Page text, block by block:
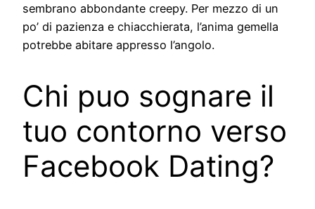
sembrano abbondante creepy. Per mezzo di un
po’ di pazienza e chiacchierata, l’anima gemella
potrebbe abitare appresso l’angolo.
Chi puo sognare il
tuo contorno verso
Facebook Dating?